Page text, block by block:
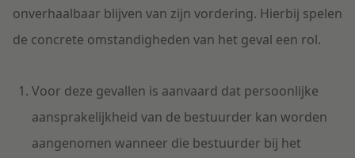
onverhaalbaar blijven van zijn vordering. Hierbij spelen
de concrete omstandigheden van het geval een rol.
Voor deze gevallen is aanvaard dat persoonlijke
aansprakelijkheid van de bestuurder kan worden
aangenomen wanneer die bestuurder bij het